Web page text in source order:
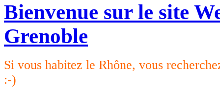
Bienvenue sur le site
Grenoble
Si vous habitez le Rhône, vous
:-)